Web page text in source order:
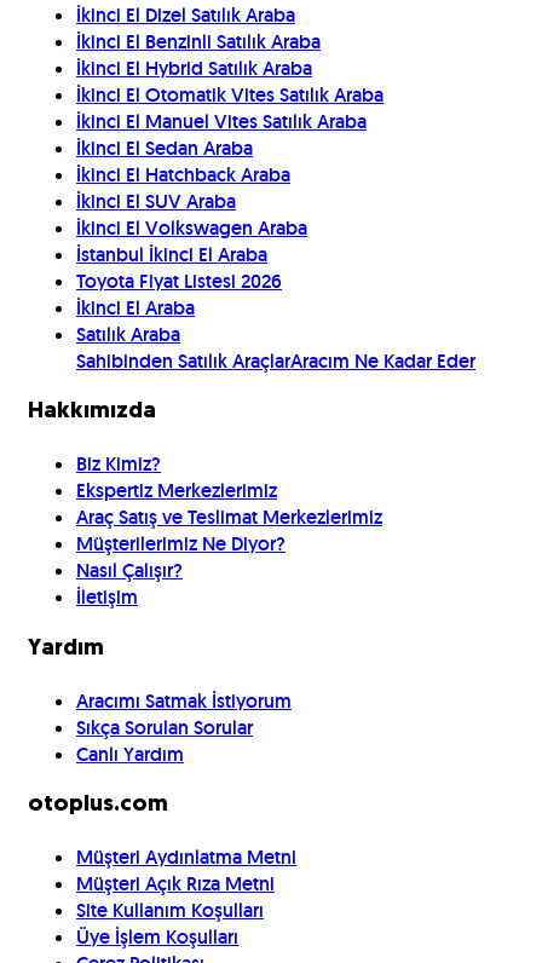
İkinci El Dizel Satılık Araba
İkinci El Benzinli Satılık Araba
İkinci El Hybrid Satılık Araba
İkinci El Otomatik Vites Satılık Araba
İkinci El Manuel Vites Satılık Araba
İkinci El Sedan Araba
İkinci El Hatchback Araba
İkinci El SUV Araba
İkinci El Volkswagen Araba
İstanbul İkinci El Araba
Toyota Fiyat Listesi 2026
İkinci El Araba
Satılık Araba
Sahibinden Satılık AraçlarAracım Ne Kadar Eder
Hakkımızda
Biz Kimiz?
Ekspertiz Merkezlerimiz
Araç Satış ve Teslimat Merkezlerimiz
Müşterilerimiz Ne Diyor?
Nasıl Çalışır?
İletişim
Yardım
Aracımı Satmak İstiyorum
Sıkça Sorulan Sorular
Canlı Yardım
otoplus.com
Müşteri Aydınlatma Metni
Müşteri Açık Rıza Metni
Site Kullanım Koşulları
Üye İşlem Koşulları